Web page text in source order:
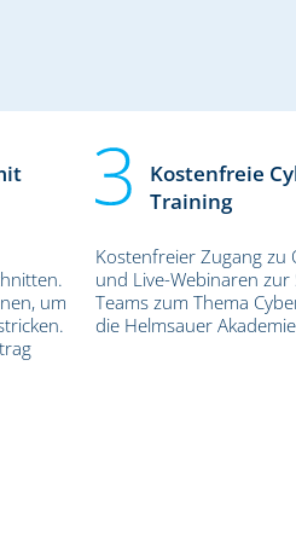
um
Kostenfreie
Training
Kostenfreier Zugang zu
und Live-Webinaren
Teams zum Thema
die Helmsauer